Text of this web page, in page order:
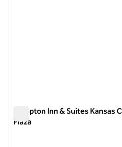
Hampton Inn & Suites Kansas
Plaza